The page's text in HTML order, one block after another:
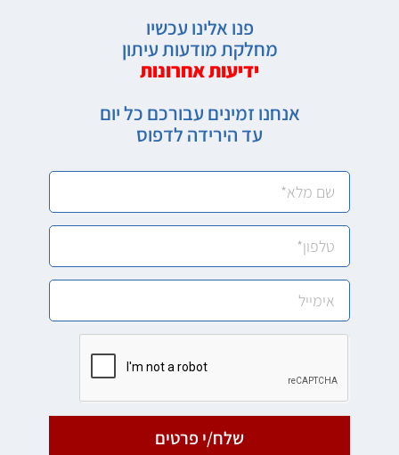
פנו אלינו עכשיו
מחלקת מודעות עיתון
ידיעות אחרונות
אנחנו זמינים עבורכם כל יום
עד הירידה לדפוס
שלח/י פרטים